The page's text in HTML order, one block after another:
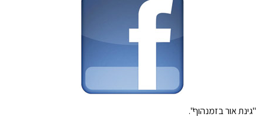
"גינת אור בזמנהוף".